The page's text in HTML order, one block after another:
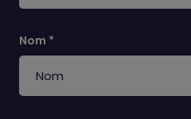
Nom *